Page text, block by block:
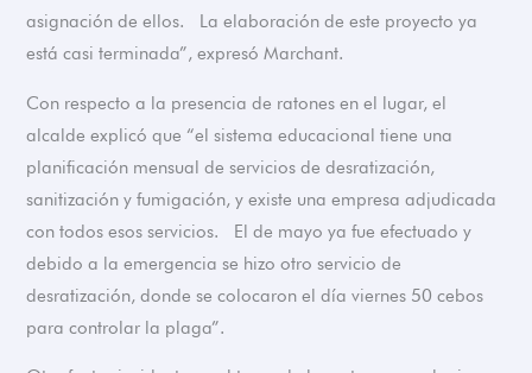
asignación de ellos. La elaboración de este proyecto ya
está casi terminada”, expresó Marchant.
Con respecto a la presencia de ratones en el lugar, el
alcalde explicó que “el sistema educacional tiene una
planificación mensual de servicios de desratización,
sanitización y fumigación, y existe una empresa adjudicada
con todos esos servicios. El de mayo ya fue efectuado y
debido a la emergencia se hizo otro servicio de
desratización, donde se colocaron el día viernes 50 cebos
para controlar la plaga”.